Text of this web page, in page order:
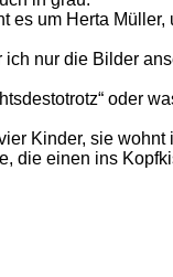
es um Herta Müller,
nur die Bilder
oder
Kinder, sie wohnt
die einen ins